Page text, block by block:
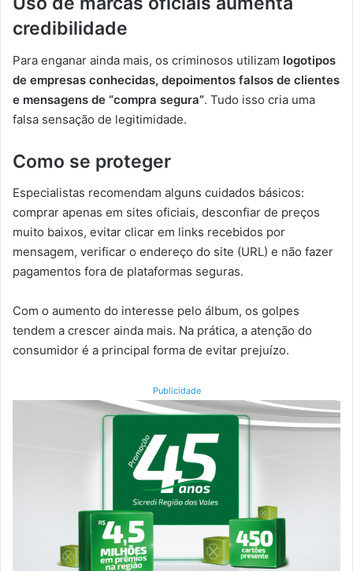
credibilidade
Para enganar ainda mais, os criminosos utilizam logotipos
de empresas conhecidas, depoimentos falsos de clientes
e mensagens de “compra segura”. Tudo isso cria uma
falsa sensação de legitimidade.
Como se proteger
Especialistas recomendam alguns cuidados básicos:
comprar apenas em sites oficiais, desconfiar de preços
muito baixos, evitar clicar em links recebidos por
mensagem, verificar o endereço do site (URL) e não fazer
pagamentos fora de plataformas seguras.
Com o aumento do interesse pelo álbum, os golpes
tendem a crescer ainda mais. Na prática, a atenção do
consumidor é a principal forma de evitar prejuízo.
Publicidade